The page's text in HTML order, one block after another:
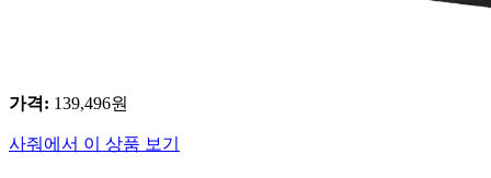
가격: 139,496원
사줘에서 이 상품 보기